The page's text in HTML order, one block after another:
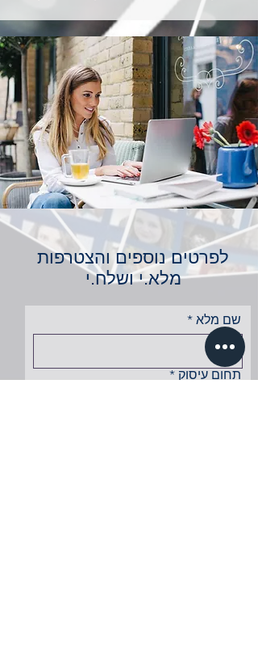
לפרטים נוספים והצטרפות
מלא.י ושלח.י
שם מלא
תחום עיסוק